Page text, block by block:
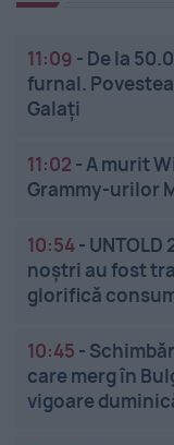
11:09 - De la
furnal.
Galați
11:02 -A murit
Grammy-urilor
10:54-
noștri au fost
glorifică
10:45 -
care merg în
vigoare